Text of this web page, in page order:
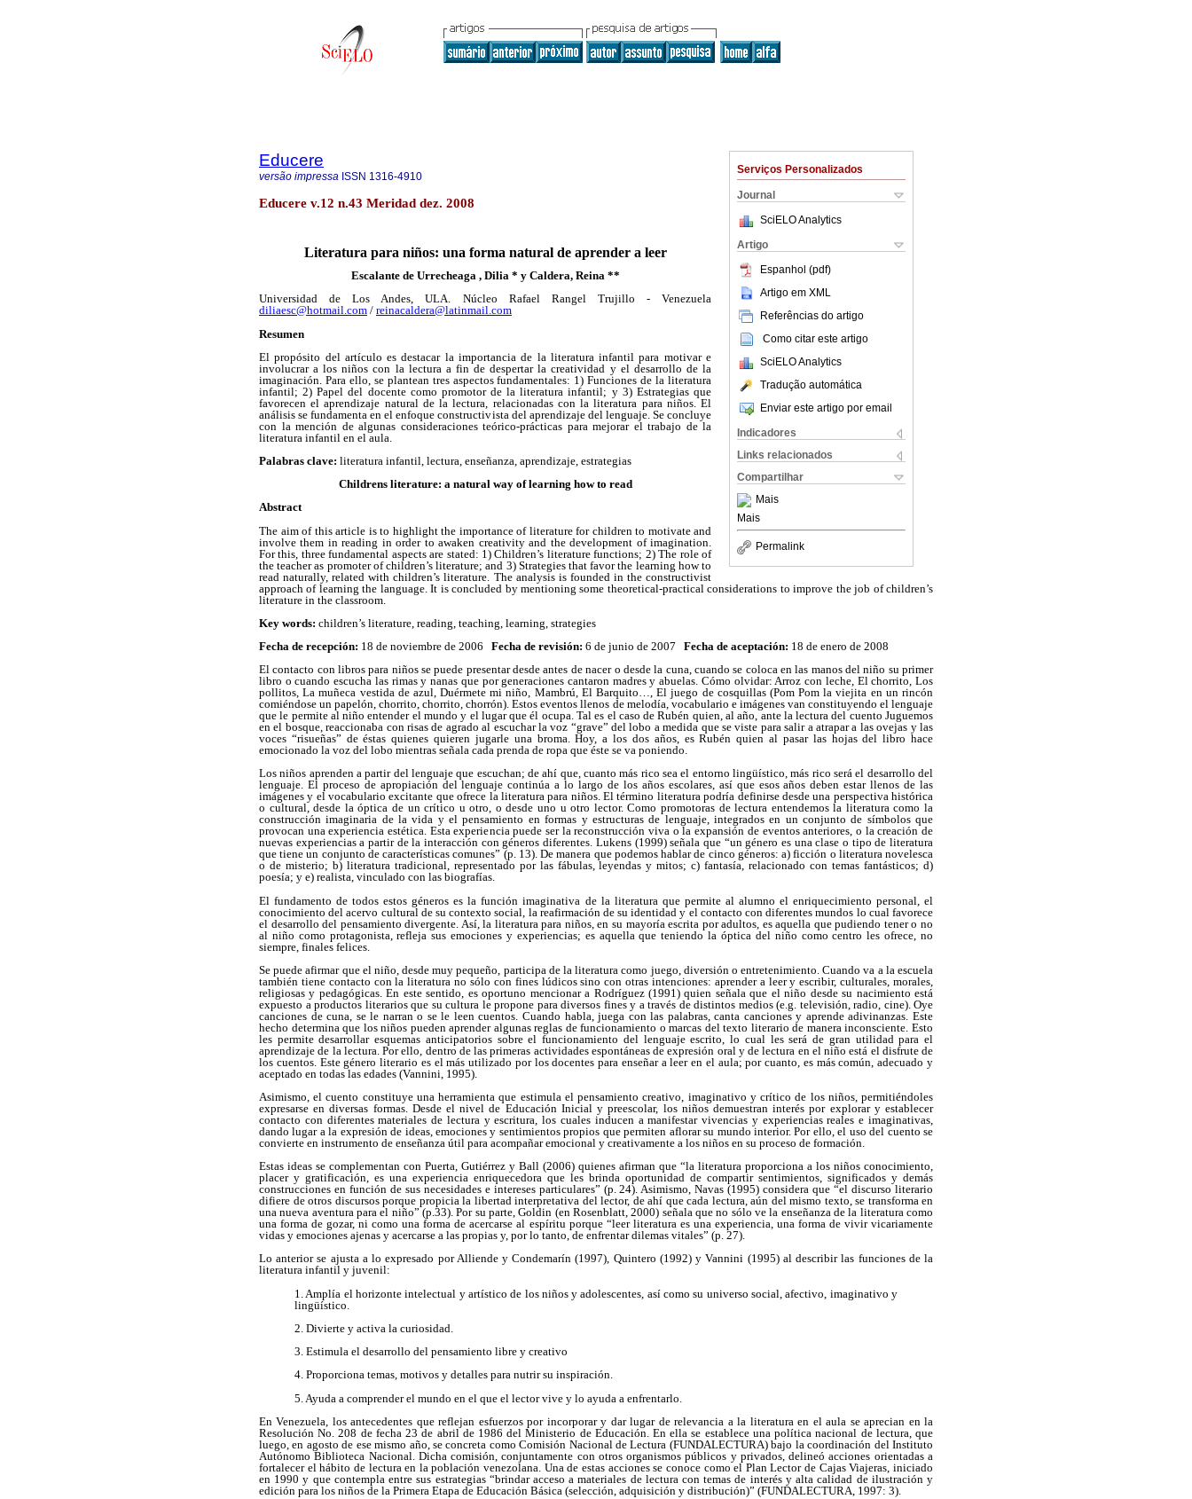
Serviços Personalizados
Journal
SciELO Analytics
Artigo
Espanhol (pdf)
Artigo em XML
Referências do artigo
Como citar este artigo
SciELO Analytics
Tradução automática
Enviar este artigo por email
Indicadores
Links relacionados
Compartilhar
Mais
Mais
Permalink
Educere
versão impressa ISSN 1316-4910
Educere v.12 n.43 Meridad dez. 2008
Literatura para niños: una forma natural de aprender a leer
Escalante de Urrecheaga , Dilia * y Caldera, Reina **
Universidad de Los Andes, ULA. Núcleo Rafael Rangel Trujillo - Venezuela
diliaesc@hotmail.com / reinacaldera@latinmail.com
Resumen
El propósito del artículo es destacar la importancia de la literatura infantil para motivar e
involucrar a los niños con la lectura a fin de despertar la creatividad y el desarrollo de la
imaginación. Para ello, se plantean tres aspectos fundamentales: 1) Funciones de la literatura
infantil; 2) Papel del docente como promotor de la literatura infantil; y 3) Estrategias que
favorecen el aprendizaje natural de la lectura, relacionadas con la literatura para niños. El
análisis se fundamenta en el enfoque constructivista del aprendizaje del lenguaje. Se concluye
con la mención de algunas consideraciones teórico-prácticas para mejorar el trabajo de la
literatura infantil en el aula.
Palabras clave: literatura infantil, lectura, enseñanza, aprendizaje, estrategias
Childrens literature: a natural way of learning how to read
Abstract
The aim of this article is to highlight the importance of literature for children to motivate and
involve them in reading in order to awaken creativity and the development of imagination.
For this, three fundamental aspects are stated: 1) Children’s literature functions; 2) The role of
the teacher as promoter of children’s literature; and 3) Strategies that favor the learning how to
read naturally, related with children’s literature. The analysis is founded in the constructivist
approach of learning the language. It is concluded by mentioning some theoretical-practical considerations to improve the job of children’s
literature in the classroom.
Key words: children’s literature, reading, teaching, learning, strategies
Fecha de recepción: 18 de noviembre de 2006 Fecha de revisión: 6 de junio de 2007 Fecha de aceptación: 18 de enero de 2008
El contacto con libros para niños se puede presentar desde antes de nacer o desde la cuna, cuando se coloca en las manos del niño su primer
libro o cuando escucha las rimas y nanas que por generaciones cantaron madres y abuelas. Cómo olvidar: Arroz con leche, El chorrito, Los
pollitos, La muñeca vestida de azul, Duérmete mi niño, Mambrú, El Barquito…, El juego de cosquillas (Pom Pom la viejita en un rincón
comiéndose un papelón, chorrito, chorrito, chorrón). Estos eventos llenos de melodía, vocabulario e imágenes van constituyendo el lenguaje
que le permite al niño entender el mundo y el lugar que él ocupa. Tal es el caso de Rubén quien, al año, ante la lectura del cuento Juguemos
en el bosque, reaccionaba con risas de agrado al escuchar la voz “grave” del lobo a medida que se viste para salir a atrapar a las ovejas y las
voces “risueñas” de éstas quienes quieren jugarle una broma. Hoy, a los dos años, es Rubén quien al pasar las hojas del libro hace
emocionado la voz del lobo mientras señala cada prenda de ropa que éste se va poniendo.
Los niños aprenden a partir del lenguaje que escuchan; de ahí que, cuanto más rico sea el entorno lingüístico, más rico será el desarrollo del
lenguaje. El proceso de apropiación del lenguaje continúa a lo largo de los años escolares, así que esos años deben estar llenos de las
imágenes y el vocabulario excitante que ofrece la literatura para niños. El término literatura podría definirse desde una perspectiva histórica
o cultural, desde la óptica de un crítico u otro, o desde uno u otro lector. Como promotoras de lectura entendemos la literatura como la
construcción imaginaria de la vida y el pensamiento en formas y estructuras de lenguaje, integrados en un conjunto de símbolos que
provocan una experiencia estética. Esta experiencia puede ser la reconstrucción viva o la expansión de eventos anteriores, o la creación de
nuevas experiencias a partir de la interacción con géneros diferentes. Lukens (1999) señala que “un género es una clase o tipo de literatura
que tiene un conjunto de características comunes” (p. 13). De manera que podemos hablar de cinco géneros: a) ficción o literatura novelesca
o de misterio; b) literatura tradicional, representado por las fábulas, leyendas y mitos; c) fantasía, relacionado con temas fantásticos; d)
poesía; y e) realista, vinculado con las biografías.
El fundamento de todos estos géneros es la función imaginativa de la literatura que permite al alumno el enriquecimiento personal, el
conocimiento del acervo cultural de su contexto social, la reafirmación de su identidad y el contacto con diferentes mundos lo cual favorece
el desarrollo del pensamiento divergente. Así, la literatura para niños, en su mayoría escrita por adultos, es aquella que pudiendo tener o no
al niño como protagonista, refleja sus emociones y experiencias; es aquella que teniendo la óptica del niño como centro les ofrece, no
siempre, finales felices.
Se puede afirmar que el niño, desde muy pequeño, participa de la literatura como juego, diversión o entretenimiento. Cuando va a la escuela
también tiene contacto con la literatura no sólo con fines lúdicos sino con otras intenciones: aprender a leer y escribir, culturales, morales,
religiosas y pedagógicas. En este sentido, es oportuno mencionar a Rodríguez (1991) quien señala que el niño desde su nacimiento está
expuesto a productos literarios que su cultura le propone para diversos fines y a través de distintos medios (e.g. televisión, radio, cine). Oye
canciones de cuna, se le narran o se le leen cuentos. Cuando habla, juega con las palabras, canta canciones y aprende adivinanzas. Este
hecho determina que los niños pueden aprender algunas reglas de funcionamiento o marcas del texto literario de manera inconsciente. Esto
les permite desarrollar esquemas anticipatorios sobre el funcionamiento del lenguaje escrito, lo cual les será de gran utilidad para el
aprendizaje de la lectura. Por ello, dentro de las primeras actividades espontáneas de expresión oral y de lectura en el niño está el disfrute de
los cuentos. Este género literario es el más utilizado por los docentes para enseñar a leer en el aula; por cuanto, es más común, adecuado y
aceptado en todas las edades (Vannini, 1995).
Asimismo, el cuento constituye una herramienta que estimula el pensamiento creativo, imaginativo y crítico de los niños, permitiéndoles
expresarse en diversas formas. Desde el nivel de Educación Inicial y preescolar, los niños demuestran interés por explorar y establecer
contacto con diferentes materiales de lectura y escritura, los cuales inducen a manifestar vivencias y experiencias reales e imaginativas,
dando lugar a la expresión de ideas, emociones y sentimientos propios que permiten aflorar su mundo interior. Por ello, el uso del cuento se
convierte en instrumento de enseñanza útil para acompañar emocional y creativamente a los niños en su proceso de formación.
Estas ideas se complementan con Puerta, Gutiérrez y Ball (2006) quienes afirman que “la literatura proporciona a los niños conocimiento,
placer y gratificación, es una experiencia enriquecedora que les brinda oportunidad de compartir sentimientos, significados y demás
construcciones en función de sus necesidades e intereses particulares” (p. 24). Asimismo, Navas (1995) considera que “el discurso literario
difiere de otros discursos porque propicia la libertad interpretativa del lector, de ahí que cada lectura, aún del mismo texto, se transforma en
una nueva aventura para el niño” (p.33). Por su parte, Goldin (en Rosenblatt, 2000) señala que no sólo ve la enseñanza de la literatura como
una forma de gozar, ni como una forma de acercarse al espíritu porque “leer literatura es una experiencia, una forma de vivir vicariamente
vidas y emociones ajenas y acercarse a las propias y, por lo tanto, de enfrentar dilemas vitales” (p. 27).
Lo anterior se ajusta a lo expresado por Alliende y Condemarín (1997), Quintero (1992) y Vannini (1995) al describir las funciones de la
literatura infantil y juvenil:
1. Amplía el horizonte intelectual y artístico de los niños y adolescentes, así como su universo social, afectivo, imaginativo y
lingüístico.
2. Divierte y activa la curiosidad.
3. Estimula el desarrollo del pensamiento libre y creativo
4. Proporciona temas, motivos y detalles para nutrir su inspiración.
5. Ayuda a comprender el mundo en el que el lector vive y lo ayuda a enfrentarlo.
En Venezuela, los antecedentes que reflejan esfuerzos por incorporar y dar lugar de relevancia a la literatura en el aula se aprecian en la
Resolución No. 208 de fecha 23 de abril de 1986 del Ministerio de Educación. En ella se establece una política nacional de lectura, que
luego, en agosto de ese mismo año, se concreta como Comisión Nacional de Lectura (FUNDALECTURA) bajo la coordinación del Instituto
Autónomo Biblioteca Nacional. Dicha comisión, conjuntamente con otros organismos públicos y privados, delineó acciones orientadas a
fortalecer el hábito de lectura en la población venezolana. Una de estas acciones se conoce como el Plan Lector de Cajas Viajeras, iniciado
en 1990 y que contempla entre sus estrategias “brindar acceso a materiales de lectura con temas de interés y alta calidad de ilustración y
edición para los niños de la Primera Etapa de Educación Básica (selección, adquisición y distribución)” (FUNDALECTURA, 1997: 3).